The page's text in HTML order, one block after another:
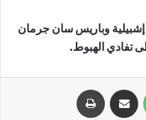
في إشبيلية وباريس سان جرمان
تفادي الهبوط.
واتساب